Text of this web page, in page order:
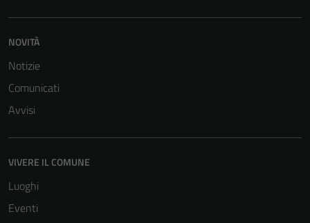
NOVITÀ
Notizie
Comunicati
Avvisi
VIVERE IL COMUNE
Luoghi
Eventi